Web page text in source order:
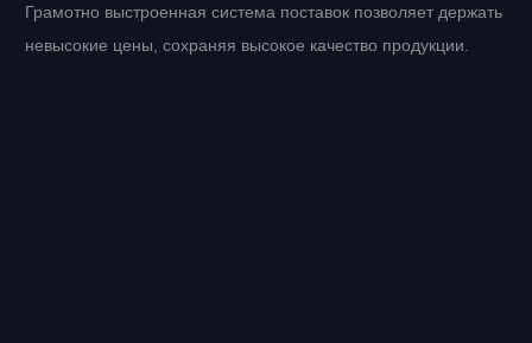
Грамотно выстроенная система поставок позволяет держать
невысокие цены, сохраняя высокое качество продукции.